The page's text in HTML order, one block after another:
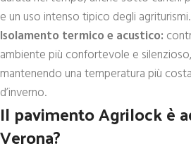
e un uso intenso tipico degli agriturismi.
Isolamento termico e acustico:
ambiente più confortevole e
mantenendo una temperatura più
d’inverno.
Il pavimento Agrilock è
Verona?